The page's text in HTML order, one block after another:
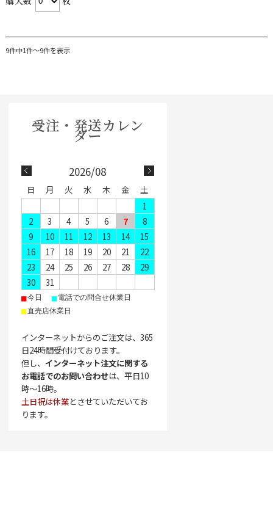
9件中1件〜9件を表示
2026/08
日 月 火 水 木 金
土
1
2
3 4 5 6 7
8
9
10 11 12 13 14
15
16
17 18 19 20 21
22
23
24 25 26 27 28
29
30
31
■今日 ■ 電話での問合せ休業日
■直売店休業日
インターネットからのご注文は、365
日24時間受付けております。
但し、 インターネット注文に関する
お電話でのお問い合わせは、平日10
時〜16時。
土日祝は休業とさせていただいてお
ります。